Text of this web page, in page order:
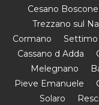
Cesano Boscone
Trezzano sul
Cormano
Settimo
Cassano d Adda
Melegnano
Pieve Emanuele
Solaro